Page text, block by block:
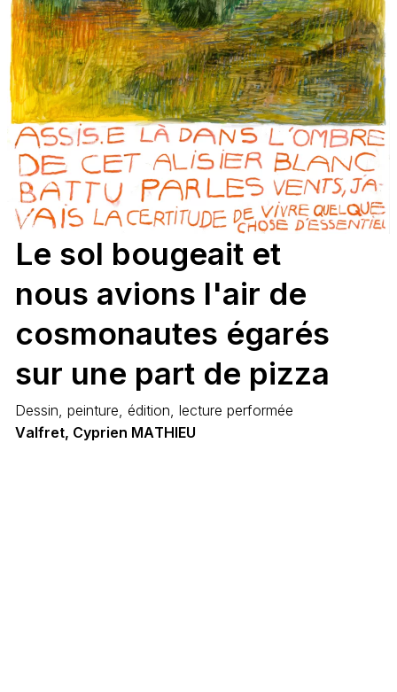
Le sol bougeait et
nous avions l'air de
cosmonautes égarés
sur une part de pizza
Dessin, peinture, édition, lecture performée
Valfret, Cyprien MATHIEU